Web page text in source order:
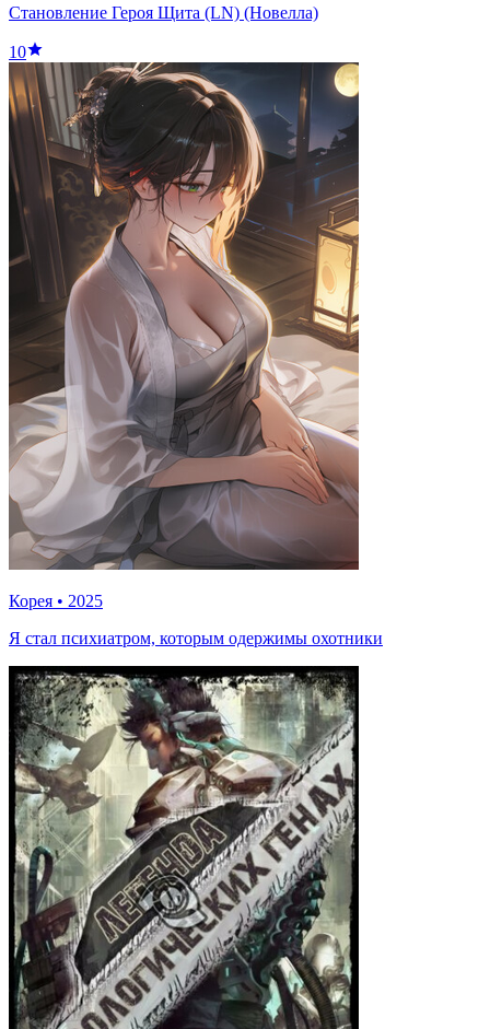
Становление Героя Щита (LN) (Новелла)
10
Корея • 2025
Я стал психиатром, которым одержимы охотники